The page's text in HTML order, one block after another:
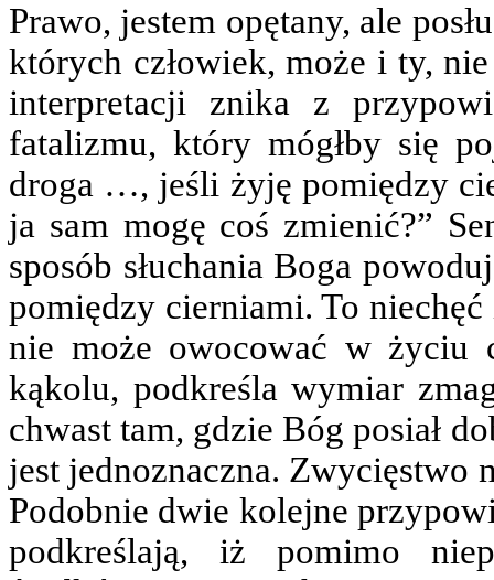
Prawo, jestem opętany, ale
których człowiek, może i ty,
interpretacji znika z
fatalizmu, który mógłby się
droga …, jeśli żyję pomiędzy
ja sam mogę coś zmienić?”
sposób słuchania Boga
pomiędzy cierniami. To niechęć
nie może owocować w życiu
kąkolu, podkreśla wymiar
chwast tam, gdzie Bóg posiał
jest jednoznaczna. Zwycięstwo
Podobnie dwie kolejne
podkreślają, iż pomimo